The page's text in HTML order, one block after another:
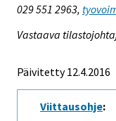
029 551 2963,
Vastaava
Päivitetty 12.4.2016
Viittausohje: